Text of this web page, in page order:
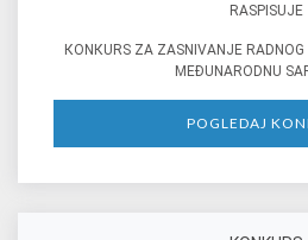
RASPISUJE
КONКURS ZA ZASNIVANJE
MEĐUNARODNU
POGLEDAJ